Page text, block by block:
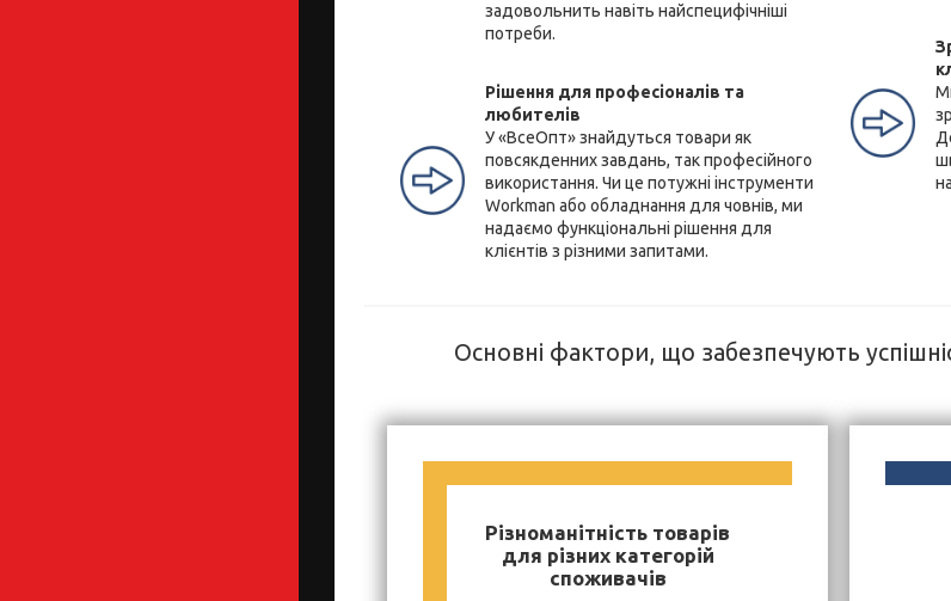
задовольнить навіть найспецифічніші
потреби.
Рішення для професіоналів та
любителів
У «ВсеОпт» знайдуться товари як
повсякденних завдань, так професійного
використання. Чи це потужні інструменти
Workman або обладнання для човнів, ми
надаємо функціональні рішення для
клієнтів з різними запитами.
Основні фактори, що забезпечують
Різноманітність товарів
для різних категорій
споживачів